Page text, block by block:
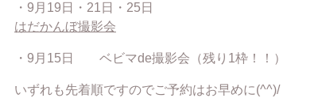
・9月19日・21日・25日
はだかんぼ撮影会
・9月15日 ベビマde撮影会（残り1枠！！）
いずれも先着順ですのでご予約はお早めに(^^)/